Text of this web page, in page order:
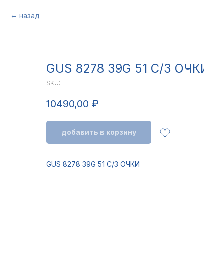
назад
GUS 8278 39G 51 С/З
SKU:
10490,00 ₽
добавить в корзину
GUS 8278 39G 51 С/З ОЧКИ